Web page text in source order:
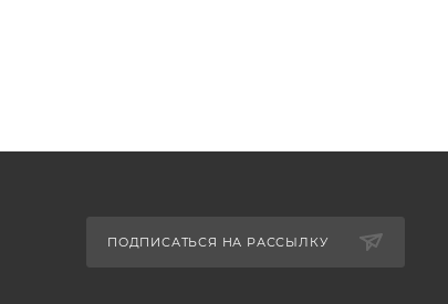
ПОДПИСАТЬСЯ НА РАССЫЛКУ